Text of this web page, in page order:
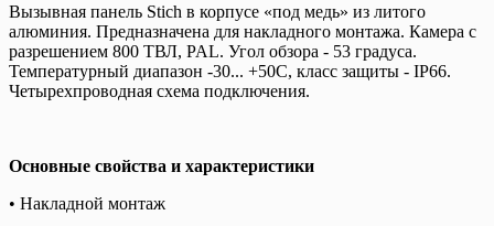
Вызывная панель Stich в корпусе «под медь» из литого
алюминия. Предназначена для накладного монтажа. Камера с
разрешением 800 ТВЛ, PAL. Угол обзора - 53 градуса.
Температурный диапазон -30... +50С, класс защиты - IP66.
Четырехпроводная схема подключения.
Основные свойства и характеристики
• Накладной монтаж